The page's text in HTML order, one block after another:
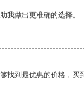
我做出更准确的选择。
找到最优惠的价格，买